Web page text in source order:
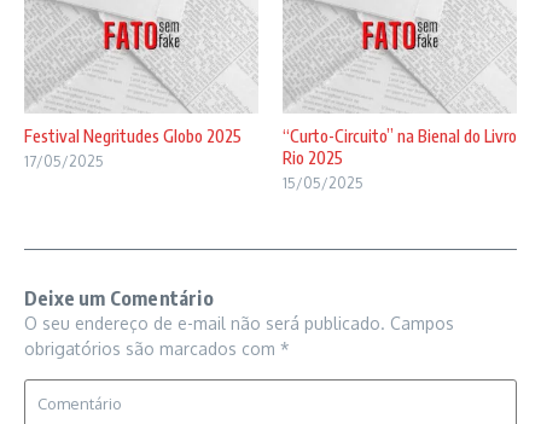
Festival Negritudes Globo 2025
17/05/2025
“Curto-Circuito” na Bienal do Livro
Rio 2025
15/05/2025
Deixe um Comentário
O seu endereço de e-mail não será publicado. Campos
obrigatórios são marcados com *